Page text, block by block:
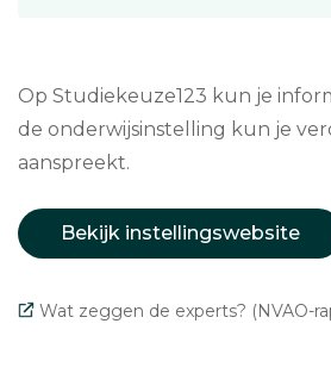
Op Studiekeuze123 kun je
de onderwijsinstelling kun je
aanspreekt.
Bekijk instellingswebsite
Wat zeggen de experts? (NVAO-